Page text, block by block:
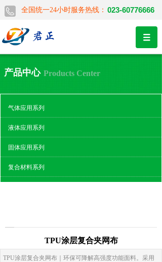
全国统一24小时服务热线： 023-60776666
Products Center
产品中心
气体应用系列
液体应用系列
固体应用系列
复合材料系列
TPU涂层复合夹网布
TPU涂层复合夹网布｜环保可降解高强度功能面料。采用